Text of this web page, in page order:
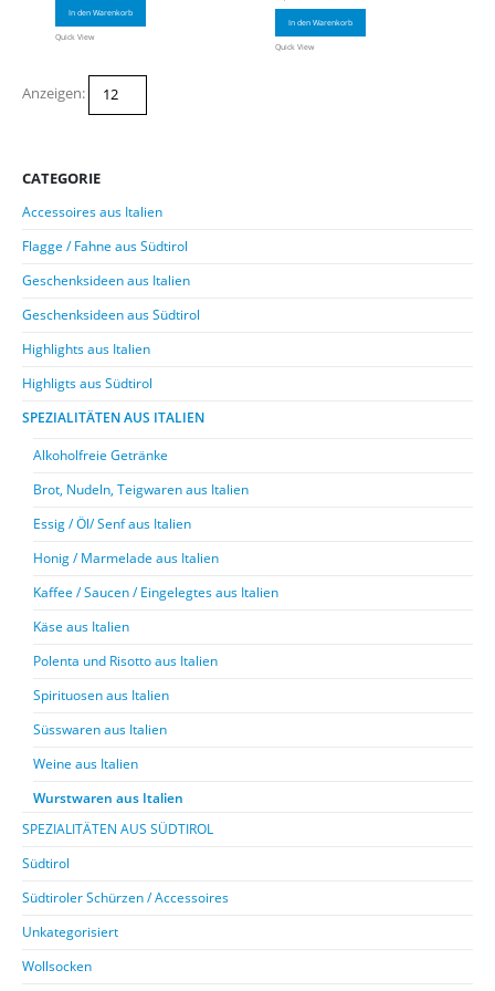
In den Warenkorb
Quick View
In den Warenkorb
Quick View
Anzeigen:
CATEGORIE
Accessoires aus Italien
Flagge / Fahne aus Südtirol
Geschenksideen aus Italien
Geschenksideen aus Südtirol
Highlights aus Italien
Highligts aus Südtirol
SPEZIALITÄTEN AUS ITALIEN
Alkoholfreie Getränke
Brot, Nudeln, Teigwaren aus Italien
Essig / Öl/ Senf aus Italien
Honig / Marmelade aus Italien
Kaffee / Saucen / Eingelegtes aus Italien
Käse aus Italien
Polenta und Risotto aus Italien
Spirituosen aus Italien
Süsswaren aus Italien
Weine aus Italien
Wurstwaren aus Italien
SPEZIALITÄTEN AUS SÜDTIROL
Südtirol
Südtiroler Schürzen / Accessoires
Unkategorisiert
Wollsocken